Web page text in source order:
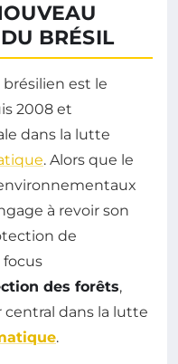
BRÉSIL
est le
2008 et
dans la lutte
. Alors que le
à revoir son
de
focus
des forêts,
dans la lutte
.